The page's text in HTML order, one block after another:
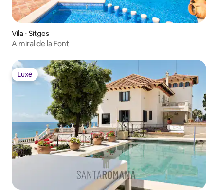
Vila ⋅ Sitges
Almiral de la Font
Luxe
Luxe